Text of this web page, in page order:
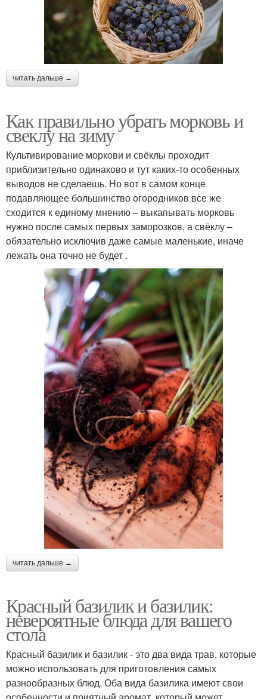
читать дальше →
Как правильно убрать морковь и
свеклу на зиму
Культивирование моркови и свёклы проходит
приблизительно одинаково и тут каких-то особенных
выводов не сделаешь. Но вот в самом конце
подавляющее большинство огородников все же
сходится к единому мнению – выкапывать морковь
нужно после самых первых заморозков, а свёклу –
обязательно исключив даже самые маленькие, иначе
лежать она точно не будет .
читать дальше →
Красный базилик и базилик:
невероятные блюда для вашего
стола
Красный базилик и базилик - это два вида трав, которые
можно использовать для приготовления самых
разнообразных блюд. Оба вида базилика имеют свои